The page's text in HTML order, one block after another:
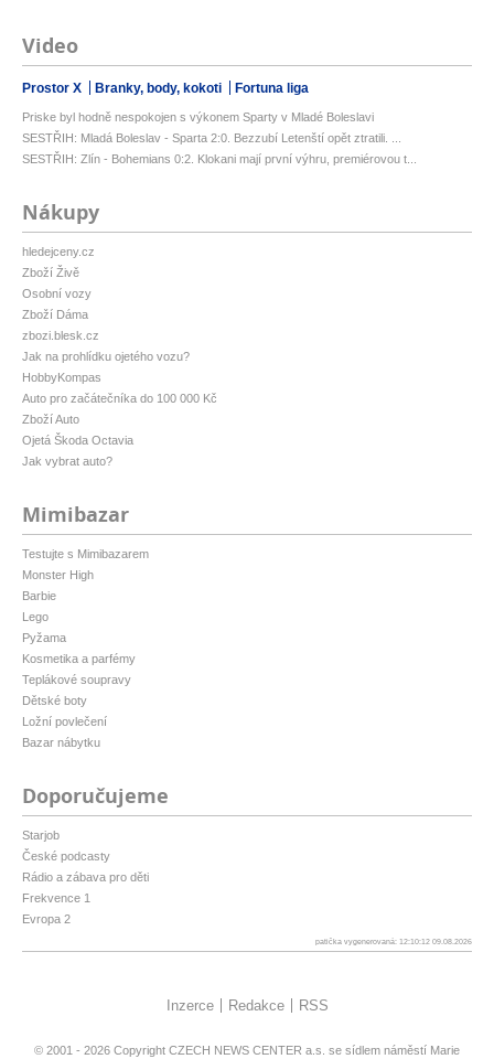
Video
Prostor X Branky, body, kokoti Fortuna liga
Priske byl hodně nespokojen s výkonem Sparty v Mladé Boleslavi
SESTŘIH: Mladá Boleslav - Sparta 2:0. Bezzubí Letenští opět ztratili. ...
SESTŘIH: Zlín - Bohemians 0:2. Klokani mají první výhru, premiérovou t...
Nákupy
hledejceny.cz
Zboží Živě
Osobní vozy
Zboží Dáma
zbozi.blesk.cz
Jak na prohlídku ojetého vozu?
HobbyKompas
Auto pro začátečníka do 100 000 Kč
Zboží Auto
Ojetá Škoda Octavia
Jak vybrat auto?
Mimibazar
Testujte s Mimibazarem
Monster High
Barbie
Lego
Pyžama
Kosmetika a parfémy
Teplákové soupravy
Dětské boty
Ložní povlečení
Bazar nábytku
Doporučujeme
Starjob
České podcasty
Rádio a zábava pro děti
Frekvence 1
Evropa 2
patička vygenerovaná: 12:10:12 09.08.2026
Inzerce Redakce RSS
© 2001 - 2026 Copyright CZECH NEWS CENTER a.s. se sídlem náměstí Marie